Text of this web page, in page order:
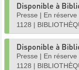
Disponible à
Presse | En réserve
1128 |
Disponible à
Presse | En réserve
1128 |